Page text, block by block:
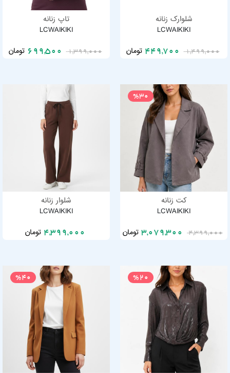
شلوارک زنانه
LCWAIKIKI
1,499,000
449,700 تومان
تاپ زنانه
LCWAIKIKI
1,399,000
699,500 تومان
%30
کت زنانه
LCWAIKIKI
4,399,000 تومان
شلوار زنانه
LCWAIKIKI
4,399,000 تومان
%20
%40